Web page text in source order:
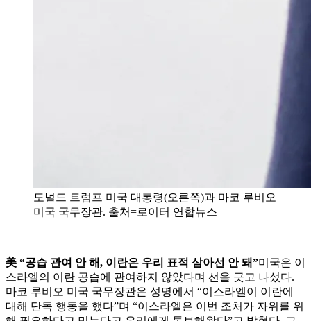
도널드 트럼프 미국 대통령(오른쪽)과 마코 루비오
미국 국무장관. 출처=로이터 연합뉴스
美 “공습 관여 안 해, 이란은 우리 표적 삼아선 안 돼”미국은 이
스라엘의 이란 공습에 관여하지 않았다며 선을 긋고 나섰다.
마코 루비오 미국 국무장관은 성명에서 “이스라엘이 이란에
대해 단독 행동을 했다”며 “이스라엘은 이번 조처가 자위를 위